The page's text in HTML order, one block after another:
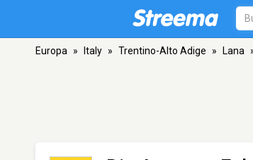
Europa » Italy » Trentino-Alto Adige » Lana